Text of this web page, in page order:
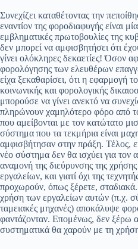
Συνεχίζει καταθέτοντας την
εναντίον της φοροδιαφυγής είναι
εμβληματικές πρωτοβουλίες της
δεν μπορεί να αμφισβητήσει ότι
γίνει ολόκληρες δεκαετίες! Όσον
φορολόγησης των ελευθέρων
είχα ξεκαθαρίσει, ότι η εφαρμογή
κοινωνικής και φορολογικής
μπορούσε να γίνει ανεκτό να
πληρώνουν χαμηλότερο φόρο από
που αμείβονται με τον κατώτατο
σύστημα που τα τεκμήρια είναι
αμφισβήτησαν στην πράξη. Τέλος,
νέο σύστημα δεν θα ισχύει για τον
αναμονή της διεύρυνσης της
εργαλείων, και γιατί όχι της
προχωρούν, όπως ξέρετε,
χρήση των εργαλείων αυτών (π.χ.
ταμειακές μηχανές) αποκάλυψε
φαντάζονταν. Επομένως, δεν ξέρω
συστηματικά θα χαρούν με τη